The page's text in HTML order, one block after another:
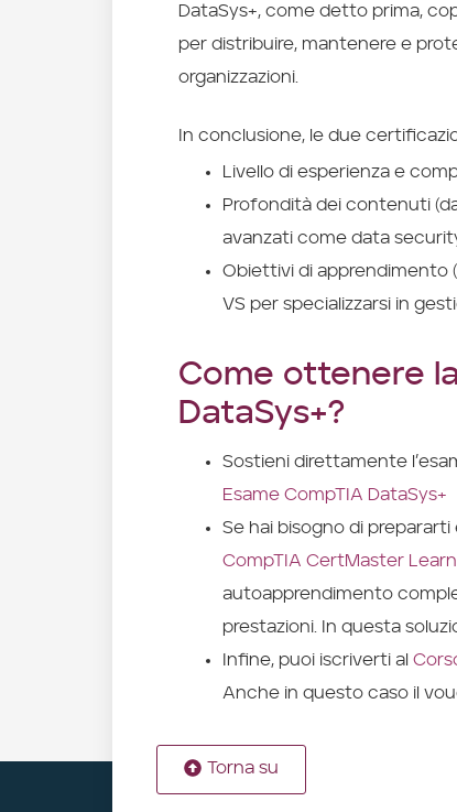
DataSys+, come detto prima,
per distribuire, mantenere e
organizzazioni.
In conclusione, le due
Livello di esperienza e
Profondità dei contenuti
avanzati come data
Obiettivi di apprendimento
VS per specializzarsi in
Come ottenere
DataSys+?
Sostieni direttamente
Esame CompTIA DataSys+
Se hai bisogno di
CompTIA CertMaster
autoapprendimento
prestazioni. In questa
Infine, puoi iscriverti al
Anche in questo caso il
Torna su